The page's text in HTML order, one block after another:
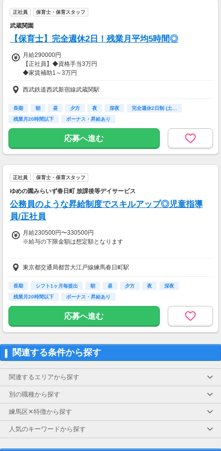
◇職務手当(経験年数による)
◇通勤手当
◇住宅手当：25,000円/月(条件あり)
▼年収イメージ
◇教員免許をお持ちの方(最低年収)
⇒3,726,000円
◇保育士資格をお持ちの方
◇経験3年以上の方
⇒4,000,000円以上
スキルや前給を最大限考慮します◎
【交通費】
全額支給
正社員 保育士・保育スタッフ
武蔵関園
【保育士】完全週休2日！残業月平均5時間◎
月給290000円
【正社員】◆資格手当3万円
◆家賃補助1～3万円
※全社員対象！
※ご実家住まいや世帯主じゃなくても支給
◆賞与年2回
◆交通費全額支給
月給24万円（資格手当、処遇改善手当なし）です
※処遇改善手当は地域によって変動あり
(23区内/3万円、23区外/2万円、その他/1万円)
（在園児実績により支給）
◆継続年数インセンティブ(年/1000円)
◆新生活応援キャンペーン (引っ越し費用 最大２０万円)※条件あり
全額支給
西武鉄道西武新宿線武蔵関駅
長期 朝 昼 夕方 夜 深夜
完全週休2日制 (土…
残業月20時間以下
ボーナス・昇給あり
応募へ進む
正社員 保育士・保育スタッフ
ゆめの園みらいず春日町 放課後等デイサービス
公務員のような昇給制度でスキルアップ◎児童指導
員/正社員
月給230500円〜330500円
※給与の下限金額は想定額となります
■賞与/年2回
※計3.0ヶ月～3.6ヶ月(7月・12月前年度実績)
■一時金支給
・処遇改善金：年度末支給
■資格手当 5,000～20,000円
■住宅手当 3,000円・10,000円
■地域手当 17,000円
【交通費】
一部支給
東京都交通局都営大江戸線練馬春日町駅
長期 シフト1ヶ月毎提出 朝 昼 夕方 夜
深夜
残業月20時間以下
ボーナス・昇給あり
応募へ進む
関連する条件から探す
関連するエリアから探す
別の職種から探す
練馬区✕特徴から探す
人気のキーワードから探す